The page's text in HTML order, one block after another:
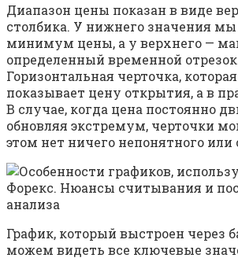
Диапазон цены показан в виде
столбика. У нижнего значения
минимум цены, а у верхнего —
определенный временной
Горизонтальная черточка,
показывает цену открытия, а в
В случае, когда цена постоянно
обновляя экстремум, черточки
этом нет ничего непонятного или
График, который выстроен через
можем видеть все ключевые